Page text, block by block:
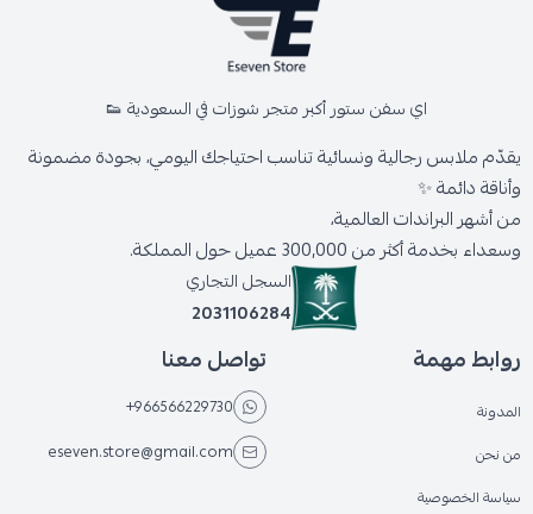
اي سفن ستور أكبر متجر شوزات في السعودية 👟
يقدّم ملابس رجالية ونسائية تناسب احتياجك اليومي، بجودة مضمونة
وأناقة دائمة ✨
من أشهر البراندات العالمية،
وسعداء بخدمة أكثر من 300,000 عميل حول المملكة.
السجل التجاري
2031106284
روابط مهمة
المدونة
من نحن
سياسة الخصوصية
تواصل معنا
+966566229730
eseven.store@gmail.com